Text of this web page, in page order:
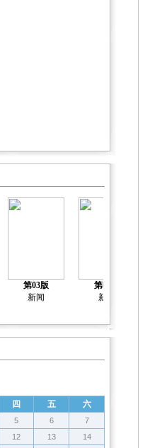
第03版
新闻
第04版
新闻
四 五 六
5 6
7
12 13
14